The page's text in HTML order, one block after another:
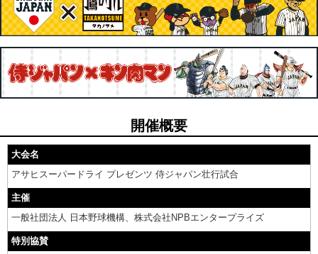
開催概要
大会名
アサヒスーパードライ プレゼンツ 侍ジャパン壮行試合
主催
一般社団法人 日本野球機構、株式会社NPBエンタープライズ
特別協賛